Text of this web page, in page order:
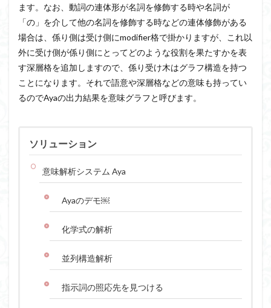
ます。なお、動詞の連体形が名詞を修飾する時や名詞が
「の」を介して他の名詞を修飾する時などの連体修飾がある
場合は、係り側は受け側にmodifier格で掛かりますが、これ以
外に受け側が係り側にとってどのような役割を果たすかを表
す深層格を追加しますので、係り受け木はグラフ構造を持つ
ことになります。それで語意や深層格などの意味も持ってい
るのでAyaの出力結果を意味グラフと呼びます。
ソリューション
意味解析システム Aya
Ayaのデモ￼
化学式の解析
並列構造解析
指示詞の照応先を見つける